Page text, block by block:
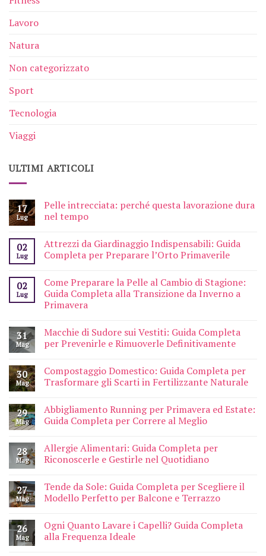
Lavoro
Natura
Non categorizzato
Sport
Tecnologia
Viaggi
ULTIMI ARTICOLI
17
Lug
Pelle intrecciata: perché questa lavorazione dura
nel tempo
02
Lug
Attrezzi da Giardinaggio Indispensabili: Guida
Completa per Preparare l’Orto Primaverile
02
Lug
Come Preparare la Pelle al Cambio di Stagione:
Guida Completa alla Transizione da Inverno a
Primavera
31
Mag
Macchie di Sudore sui Vestiti: Guida Completa
per Prevenirle e Rimuoverle Definitivamente
30
Mag
Compostaggio Domestico: Guida Completa per
Trasformare gli Scarti in Fertilizzante Naturale
29
Mag
Abbigliamento Running per Primavera ed Estate:
Guida Completa per Correre al Meglio
28
Mag
Allergie Alimentari: Guida Completa per
Riconoscerle e Gestirle nel Quotidiano
27
Mag
Tende da Sole: Guida Completa per Scegliere il
Modello Perfetto per Balcone e Terrazzo
26
Mag
Ogni Quanto Lavare i Capelli? Guida Completa
alla Frequenza Ideale